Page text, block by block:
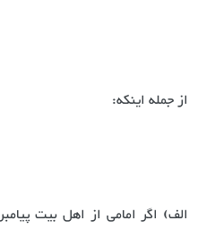
از جمله اینکه:
الف) اگر امامی از اهل بیت